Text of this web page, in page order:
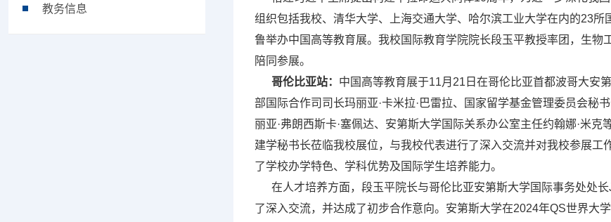
教务信息
组织包括我校、清华大学、上海交通大学、哈尔滨工业大学在内的23
鲁举办中国高等教育展。我校国际教育学院院长段玉平教授率团，生
陪同参展。
哥伦比亚站： 中国高等教育展于11月21日在哥伦比亚首都波哥大安
部国际合作司司长玛丽亚·卡米拉·巴雷拉、国家留学基金管理委员会秘
丽亚·弗朗西斯卡·塞佩达、安第斯大学国际关系办公室主任约翰娜·米
建学秘书长莅临我校展位，与我校代表进行了深入交流并对我校参展
了学校办学特色、学科优势及国际学生培养能力。
在人才培养方面，段玉平院长与哥伦比亚安第斯大学国际事务处处
了深入交流，并达成了初步合作意向。安第斯大学在2024年QS世界大